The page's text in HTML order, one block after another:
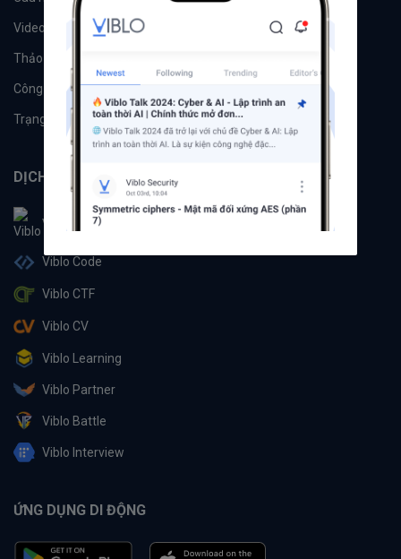
Videos
Thảo luận
Công cụ
Trạng thái hệ thống
DỊCH VỤ
Viblo
Viblo Code
Viblo CTF
Viblo CV
Viblo Learning
Viblo Partner
Viblo Battle
Viblo Interview
ỨNG DỤNG DI ĐỘNG